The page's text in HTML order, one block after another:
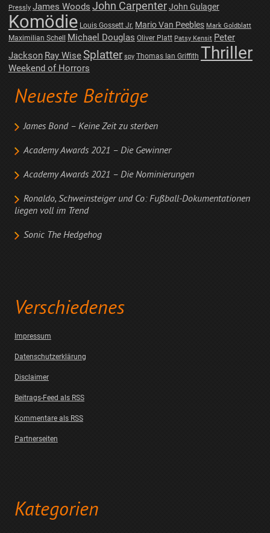
Pressly James Woods John CarpenterJohn Gulager
Komödie Louis Gossett Jr. Mario Van Peebles Mark Goldblatt
Maximilian Schell Michael Douglas Oliver Platt Patsy Kensit Peter
Jackson Ray WiseSplatter spy Thomas Ian Griffith Thriller
Weekend of Horrors
Neueste Beiträge
James Bond – Keine Zeit zu sterben
Academy Awards 2021 – Die Gewinner
Academy Awards 2021 – Die Nominierungen
Ronaldo, Schweinsteiger und Co: Fußball-Dokumentationen
liegen voll im Trend
Sonic The Hedgehog
Verschiedenes
Impressum
Datenschutzerklärung
Disclaimer
Beitrags-Feed als RSS
Kommentare als RSS
Partnerseiten
Kategorien